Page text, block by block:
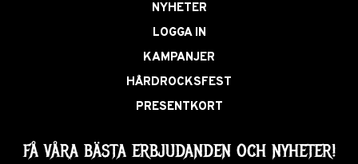
NYHETER
LOGGA IN
KAMPANJER
HÅRDROCKSFEST
PRESENTKORT
FÅ VÅRA BÄSTA ERBJUDANDEN OCH NYHETER!